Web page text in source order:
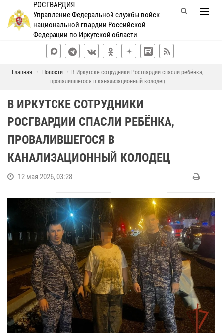
РОСГВАРДИЯ
Управление Федеральной службы войск
национальной гвардии Российской
Федерации по Иркутской области
Главная Новости
В Иркутске сотрудники Росгвардии спасли ребёнка,
провалившегося в канализационный колодец
В ИРКУТСКЕ СОТРУДНИКИ
РОСГВАРДИИ СПАСЛИ РЕБЁНКА,
ПРОВАЛИВШЕГОСЯ В
КАНАЛИЗАЦИОННЫЙ КОЛОДЕЦ
12 мая 2026, 03:28